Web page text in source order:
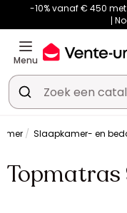
-10% vanaf € 450 met
Menu
Slaapkamer- en
Topmatras